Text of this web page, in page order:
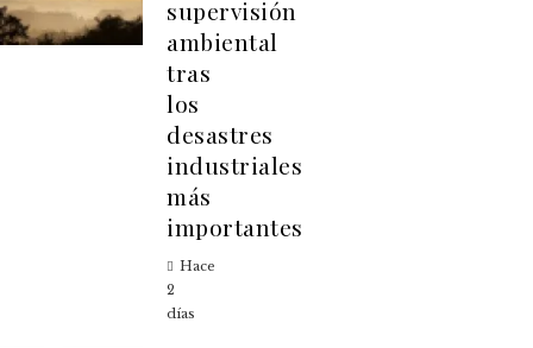
supervisión
ambiental
tras
los
desastres
industriales
más
importantes
Hace
2
días